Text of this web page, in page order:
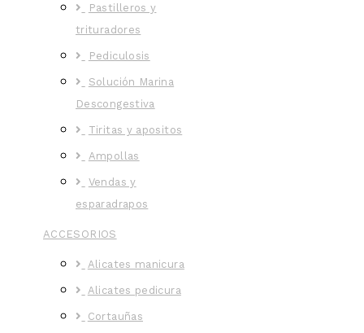
Pastilleros y
trituradores
Pediculosis
Solución Marina
Descongestiva
Tiritas y apositos
Ampollas
Vendas y
esparadrapos
ACCESORIOS
Alicates manicura
Alicates pedicura
Cortauñas